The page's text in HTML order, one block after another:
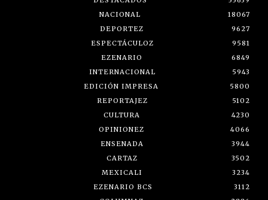
NACIONAL
18067
DEPORTEZ
9627
ESPECTÁCULOZ
9581
EZENARIO
6849
INTERNACIONAL
5943
EDICIÓN IMPRESA
5800
REPORTAJEZ
5102
CULTURA
4230
OPINIONEZ
4066
ENSENADA
3944
CARTAZ
3502
MEXICALI
3234
EZENARIO BCS
3112